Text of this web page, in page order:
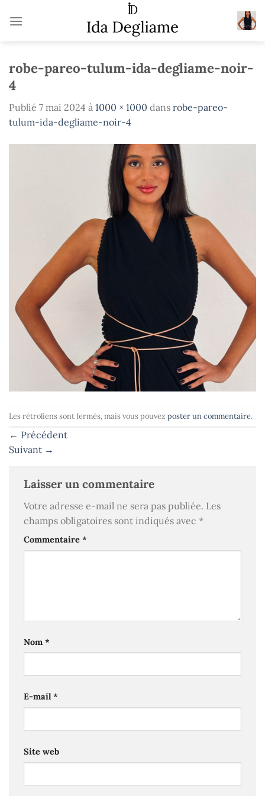
robe-pareo-tulum-ida-degliame-noir-
4
Publié 7 mai 2024 à 1000 × 1000 dans robe-pareo-
tulum-ida-degliame-noir-4
Les rétroliens sont fermés, mais vous pouvez poster un commentaire.
← Précédent
Suivant →
Laisser un commentaire
Votre adresse e-mail ne sera pas publiée. Les
champs obligatoires sont indiqués avec *
Commentaire *
Nom *
E-mail*
Site web